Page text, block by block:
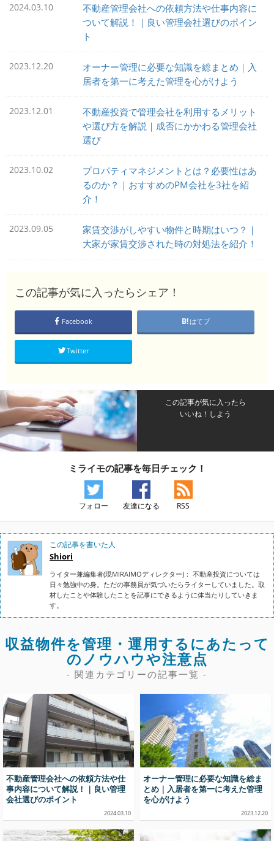
2024.03.10
不動産管理会社への依頼方法や仕事内容に
ついて解説！｜良い管理会社選びのポイン
ト
2023.12.20
オーナー管理に必要な知識を総まとめ｜入
居者を第一に考えた管理を心がけよう
2023.12.01
不動産投資で管理会社を利用するメリット
や選び方を解説｜成否にかかわる管理会社
選び
2023.10.02
プロパティマネジメントとは？必要性はあ
るのか？｜おすすめのPM会社を3社を紹
介！
2023.09.05
家賃交渉がしやすい物件と時期はいつ？｜
大家が家賃交渉された時の対処法を紹介！
この記事が気に入ったらシェア！
Facebook はてブ
Twitter
この記事が気に入ったら
いいね！しよう
ミライモの記事を毎日チェック！
フォロー 友達になる RSS
この記事を書いた人
Shiori
ライター兼編集者(現MIRAIMOディレクター)： 不動産投資については
日々勉強中の身。ただの事務員が気づいたらライターしていました。取
材したことや体験したことを記事にできるように体当たりしていきま
す。
収益物件を管理・運用するにあたって
のノウハウや注意点
- 関連カテゴリーの記事一覧 -
不動産管理会社への依頼方法や仕
事内容について解説！｜良い管理
会社選びのポイント
2024.03.10
オーナー管理に必要な知識を総ま
とめ｜入居者を第一に考えた管理
を心がけよう
2023.12.20